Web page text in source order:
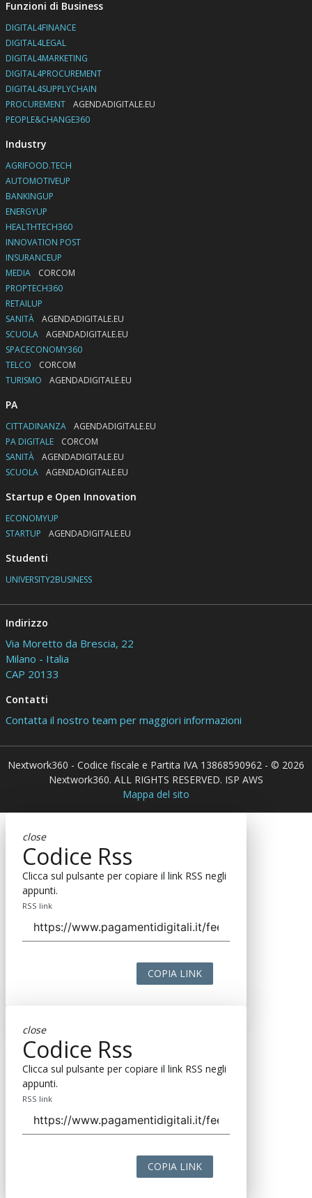
Funzioni di Business
DIGITAL4FINANCE
DIGITAL4LEGAL
DIGITAL4MARKETING
DIGITAL4PROCUREMENT
DIGITAL4SUPPLYCHAIN
PROCUREMENT
AGENDADIGITALE.EU
PEOPLE&CHANGE360
Industry
AGRIFOOD.TECH
AUTOMOTIVEUP
BANKINGUP
ENERGYUP
HEALTHTECH360
INNOVATION POST
INSURANCEUP
MEDIA
CORCOM
PROPTECH360
RETAILUP
SANITÀ
AGENDADIGITALE.EU
SCUOLA
AGENDADIGITALE.EU
SPACECONOMY360
TELCO
CORCOM
TURISMO
AGENDADIGITALE.EU
PA
CITTADINANZA
AGENDADIGITALE.EU
PA DIGITALE
CORCOM
SANITÀ
AGENDADIGITALE.EU
SCUOLA
AGENDADIGITALE.EU
Startup e Open Innovation
ECONOMYUP
STARTUP
AGENDADIGITALE.EU
Studenti
UNIVERSITY2BUSINESS
Indirizzo
Via Moretto da Brescia, 22
Milano - Italia
CAP 20133
Contatti
Contatta il nostro team per maggiori informazioni
Nextwork360 - Codice fiscale e Partita IVA 13868590962 - © 2026
Nextwork360. ALL RIGHTS RESERVED. ISP AWS
Mappa del sito
close
Codice Rss
Clicca sul pulsante per copiare il link RSS negli
appunti.
RSS link
COPIA LINK
close
Codice Rss
Clicca sul pulsante per copiare il link RSS negli
appunti.
RSS link
COPIA LINK